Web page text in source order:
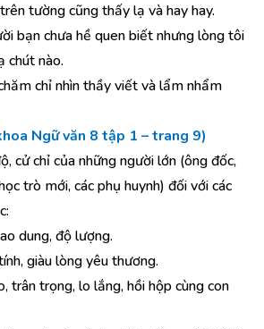
tường cũng thấy lạ và hay hay.
bạn chưa hề quen biết nhưng lòng tôi
chút nào.
chỉ nhìn thầy viết và lẩm nhẩm
Ngữ văn 8 tập 1 – trang 9)
cử chỉ của những người lớn (ông đốc,
trò mới, các phụ huynh) đối với các
dung, độ lượng.
giàu lòng yêu thương.
trân trọng, lo lắng, hồi hộp cùng con